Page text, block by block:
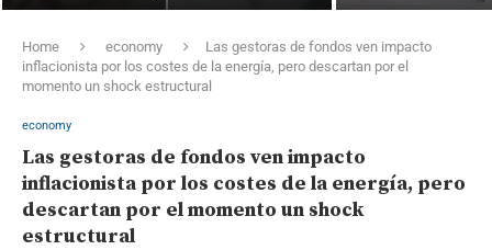
Home economy
Las gestoras de fondos ven impacto
inflacionista por los costes de la energía, pero descartan por el
momento un shock estructural
economy
Las gestoras de fondos ven impacto
inflacionista por los costes de la energía, pero
descartan por el momento un shock
estructural